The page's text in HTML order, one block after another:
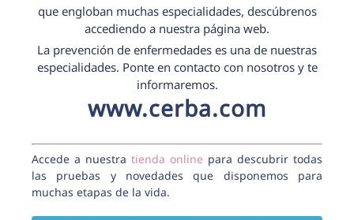
que engloban muchas especialidades, descúbrenos
accediendo a nuestra página web.
La prevención de enfermedades es una de nuestras
especialidades. Ponte en contacto con nosotros y te
informaremos.
www.cerba.com
Accede a nuestra tienda online para descubrir todas
las pruebas y novedades que disponemos para
muchas etapas de la vida.